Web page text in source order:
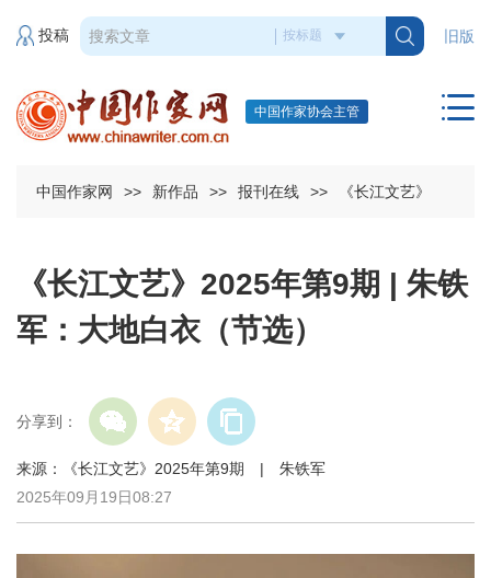
旧版
投稿
中国作家协会主管
中国作家网 >> 新作品 >> 报刊在线 >> 《长江文艺》
《长江文艺》2025年第9期 | 朱铁
军：大地白衣（节选）
分享到：
来源：《长江文艺》2025年第9期 | 朱铁军
2025年09月19日08:27